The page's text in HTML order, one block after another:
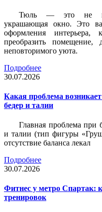
Тюль — это не
украшающая окно. Это
оформления интерьера,
преобразить помещение,
неповторимого уюта.
Подробнее
30.07.2026
Какая проблема
бедер и талии
Главная проблема при
и талии (тип фигуры
отсутствие баланса лекал
Подробнее
30.07.2026
Фитнес у метро Спартак:
тренировок